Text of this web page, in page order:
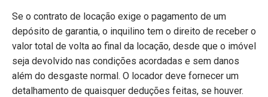
Se o contrato de locação exige o pagamento de um
depósito de garantia, o inquilino tem o direito de receber o
valor total de volta ao final da locação, desde que o imóvel
seja devolvido nas condições acordadas e sem danos
além do desgaste normal. O locador deve fornecer um
detalhamento de quaisquer deduções feitas, se houver.